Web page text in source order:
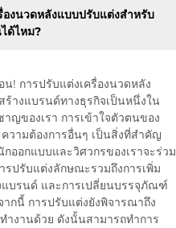
องนวดหลังแบบปรับแต่งสำหรับ
ด้ไหม?
! การปรับแต่งเครื่องนวดหลัง
ร้างแบรนด์ทางธุรกิจเป็นหนึ่งใน
าญของเรา การเข้าใจตัวตนของ
วามต้องการอื่นๆ เป็นสิ่งที่สำคัญ
ออกแบบและวิศวกรของเราจะร่วม
ปรับแต่งลักษณะรวมถึงการเพิ่ม
แบรนด์ และการเปลี่ยนบรรจุภัณฑ์
กนี้ การปรับแต่งยังพิจารณาถึง
ำงานด้วย ดังนั้นสามารถทำการ